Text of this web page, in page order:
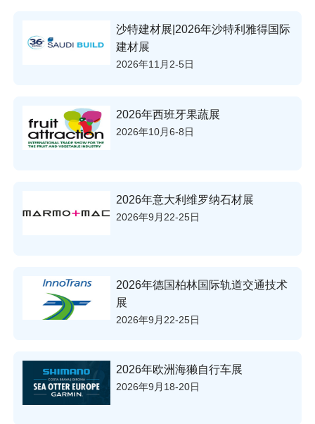
沙特建材展|2026年沙特利雅得国际
建材展
2026年11月2-5日
2026年西班牙果蔬展
2026年10月6-8日
2026年意大利维罗纳石材展
2026年9月22-25日
2026年德国柏林国际轨道交通技术
展
2026年9月22-25日
2026年欧洲海獭自行车展
2026年9月18-20日